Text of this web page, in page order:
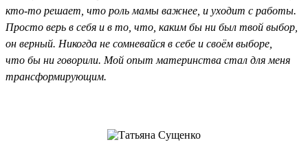
кто-то решает, что роль мамы важнее, и уходит с работы.
Просто верь в себя и в то, что, каким бы ни был твой выбор,
он верный. Никогда не сомневайся в себе и своём выборе,
что бы ни говорили. Мой опыт материнства стал для меня
трансформирующим.